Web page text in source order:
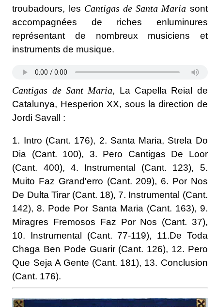
troubadours, les Cantigas de Santa Maria sont
accompagnées de riches enluminures
représentant de nombreux musiciens et
instruments de musique.
Cantigas de Sant Maria, La Capella Reial de
Catalunya, Hesperion XX, sous la direction de
Jordi Savall :
1. Intro (Cant. 176), 2. Santa Maria, Strela Do
Dia (Cant. 100), 3. Pero Cantigas De Loor
(Cant. 400), 4. Instrumental (Cant. 123), 5.
Muito Faz Grand'erro (Cant. 209), 6. Por Nos
De Dulta Tirar (Cant. 18), 7. Instrumental (Cant.
142), 8. Pode Por Santa Maria (Cant. 163), 9.
Miragres Fremosos Faz Por Nos (Cant. 37),
10. Instrumental (Cant. 77-119), 11.De Toda
Chaga Ben Pode Guarir (Cant. 126), 12. Pero
Que Seja A Gente (Cant. 181), 13. Conclusion
(Cant. 176).